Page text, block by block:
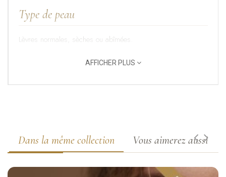
Type de peau
Lèvres normales, sèches ou abîmées.
Les ingrédients nobles
Cire d'Abeille- reconnue pour ses propriétés
protectrices, elle forme un film à la surface des lèvres,
limitant la déshydratation et améliorant le confort.
AFFICHER PLUS
Dans la même collection Vous aimerez aussi